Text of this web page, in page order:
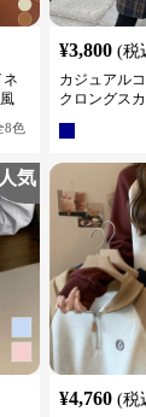
ネ
8色
¥3,800 (税
カジュアル
クロングス
人気
¥4,760 (税